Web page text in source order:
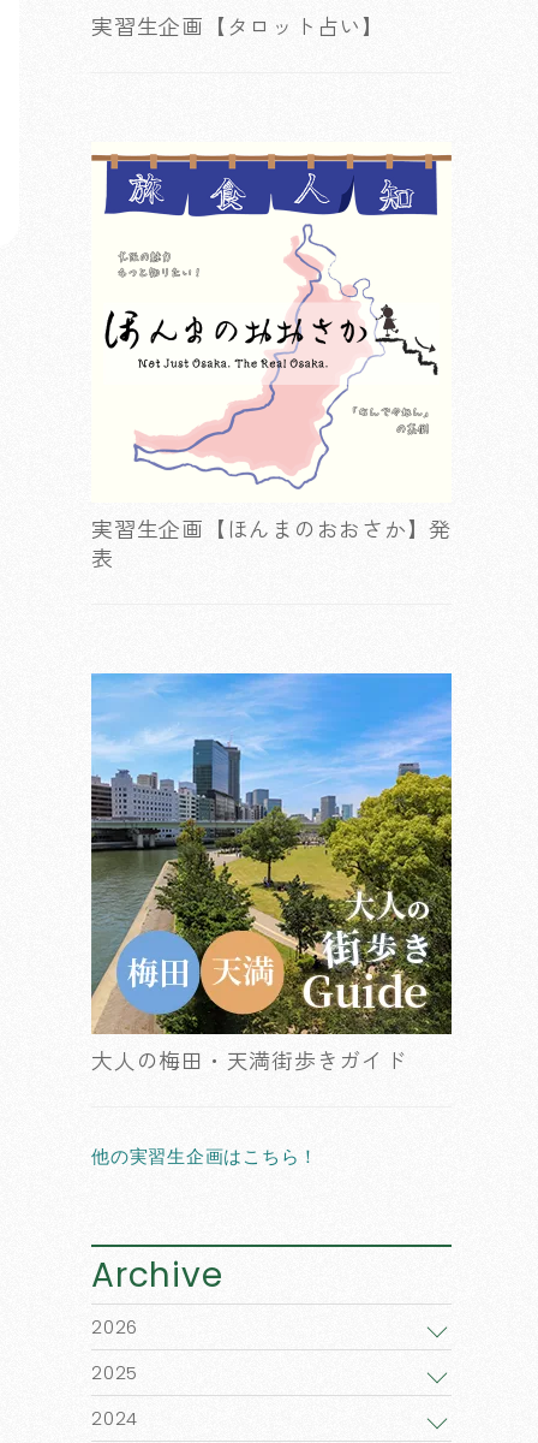
実習生企画【タロット占い】
実習生企画【ほんまのおおさか】発
表
大人の梅田・天満街歩きガイド
他の実習生企画はこちら！
Archive
2026
2025
2024